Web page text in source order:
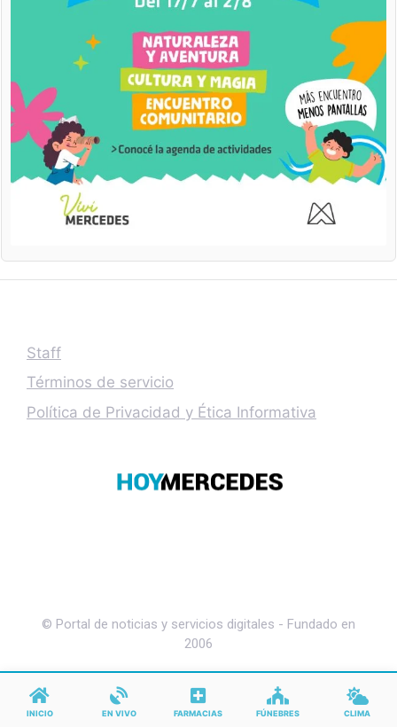
Staff
Términos de servicio
Política de Privacidad y Ética Informativa
© Portal de noticias y servicios digitales - Fundado en
2006
INICIO EN VIVO FARMACIAS FÚNEBRES CLIMA